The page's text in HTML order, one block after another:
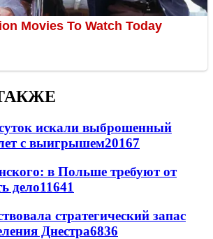
искали выброшенный
с выигрышем20167
в Польше требуют от
дело11641
стратегический запас
Днестра6836